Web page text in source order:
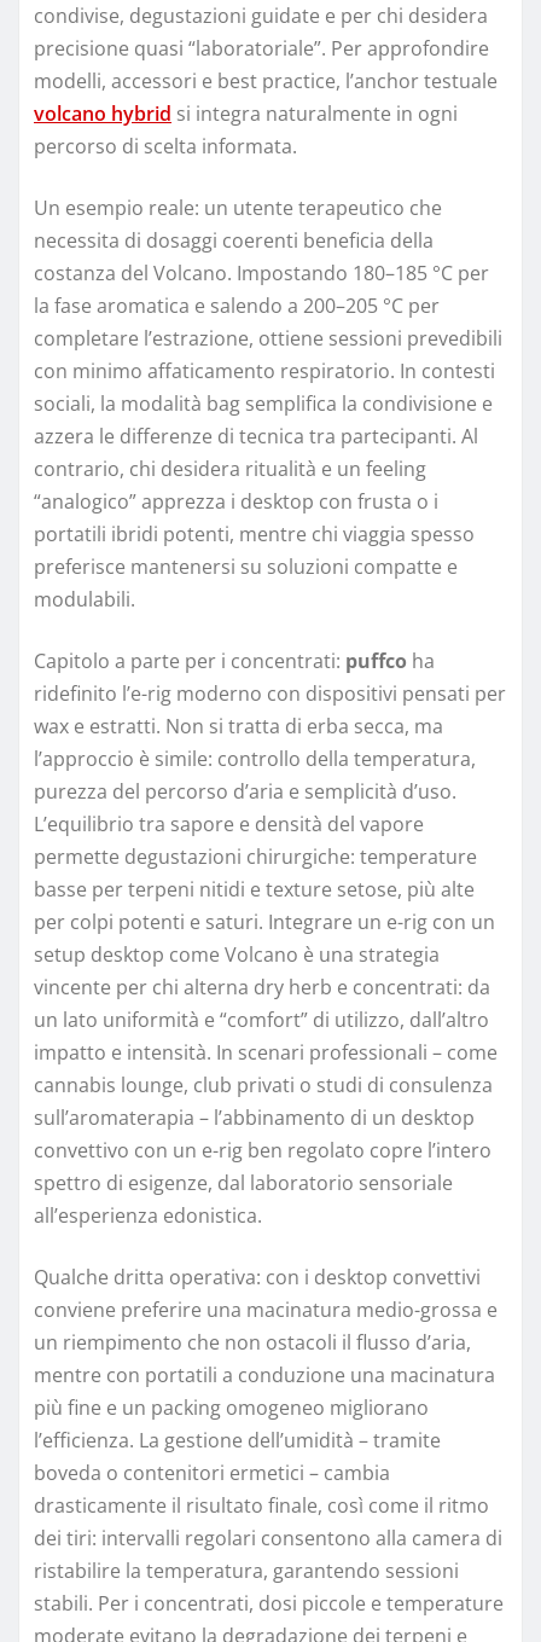
condivise, degustazioni guidate e per chi desidera
precisione quasi “laboratoriale”. Per approfondire
modelli, accessori e best practice, l’anchor testuale
volcano hybrid si integra naturalmente in ogni
percorso di scelta informata.
Un esempio reale: un utente terapeutico che
necessita di dosaggi coerenti beneficia della
costanza del Volcano. Impostando 180–185 °C per
la fase aromatica e salendo a 200–205 °C per
completare l’estrazione, ottiene sessioni prevedibili
con minimo affaticamento respiratorio. In contesti
sociali, la modalità bag semplifica la condivisione e
azzera le differenze di tecnica tra partecipanti. Al
contrario, chi desidera ritualità e un feeling
“analogico” apprezza i desktop con frusta o i
portatili ibridi potenti, mentre chi viaggia spesso
preferisce mantenersi su soluzioni compatte e
modulabili.
Capitolo a parte per i concentrati: puffco ha
ridefinito l’e-rig moderno con dispositivi pensati per
wax e estratti. Non si tratta di erba secca, ma
l’approccio è simile: controllo della temperatura,
purezza del percorso d’aria e semplicità d’uso.
L’equilibrio tra sapore e densità del vapore
permette degustazioni chirurgiche: temperature
basse per terpeni nitidi e texture setose, più alte
per colpi potenti e saturi. Integrare un e-rig con un
setup desktop come Volcano è una strategia
vincente per chi alterna dry herb e concentrati: da
un lato uniformità e “comfort” di utilizzo, dall’altro
impatto e intensità. In scenari professionali – come
cannabis lounge, club privati o studi di consulenza
sull’aromaterapia – l’abbinamento di un desktop
convettivo con un e-rig ben regolato copre l’intero
spettro di esigenze, dal laboratorio sensoriale
all’esperienza edonistica.
Qualche dritta operativa: con i desktop convettivi
conviene preferire una macinatura medio-grossa e
un riempimento che non ostacoli il flusso d’aria,
mentre con portatili a conduzione una macinatura
più fine e un packing omogeneo migliorano
l’efficienza. La gestione dell’umidità – tramite
boveda o contenitori ermetici – cambia
drasticamente il risultato finale, così come il ritmo
dei tiri: intervalli regolari consentono alla camera di
ristabilire la temperatura, garantendo sessioni
stabili. Per i concentrati, dosi piccole e temperature
moderate evitano la degradazione dei terpeni e